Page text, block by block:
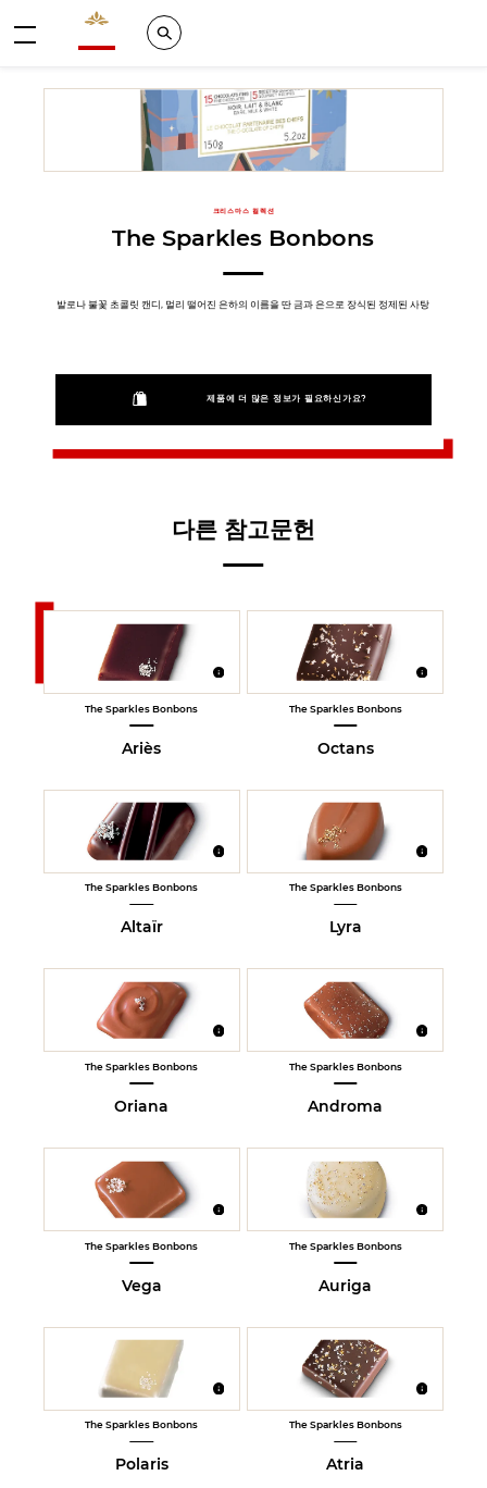
Valrhona - Imaginons le meilleur du chocolat
Search
크리스마스 컬렉션
The Sparkles Bonbons
발로나 불꽃 초콜릿 캔디, 멀리 떨어진 은하의 이름을 딴 금과 은으로 장식된 정제된 사탕
제품에 더 많은 정보가 필요하신가요?
다른 참고문헌
The Sparkles Bonbons
Ariès
The Sparkles Bonbons
Octans
The Sparkles Bonbons
Altaïr
The Sparkles Bonbons
Lyra
The Sparkles Bonbons
Oriana
The Sparkles Bonbons
Androma
The Sparkles Bonbons
Vega
The Sparkles Bonbons
Auriga
The Sparkles Bonbons
Polaris
The Sparkles Bonbons
Atria